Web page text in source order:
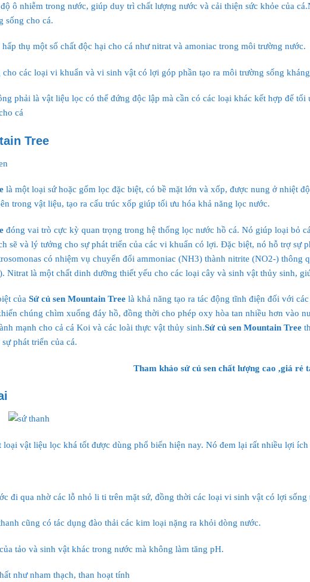
ô nhiễm trong nước, giúp duy trì chất lượng nước và cải thiện sức khỏe của
sống cho cá.
thụ một số chất độc hại cho cá như nitrat và amoniac trong môi trường nước.
các loại vi khuẩn và vi sinh vật có lợi góp phần tạo ra môi trường sống
phải là vật liệu lọc có thể đứng độc lập mà cần có các loại khác kết hợp để
cá
Tree
là một loại sứ hoặc gốm lọc đặc biệt, có bề mặt lớn và xốp, được nung ở nhiệt
trong vật liệu, tạo ra cấu trúc xốp giúp tối ưu hóa khả năng lọc nước.
đóng vai trò cực kỳ quan trọng trong hệ thống lọc nước hồ cá. Nó giúp loại bỏ
sẽ và lý tưởng cho sự phát triển của các vi khuẩn có lợi. Đặc biệt, nó hỗ trợ sự
có nhiệm vụ chuyển đổi ammoniac (NH3) thành nitrite (NO2-)
Nitrat là một chất dinh dưỡng thiết yếu cho các loại cây và sinh vật thủy sinh,
của Sứ củ sen Mountain Tree là khả năng tạo ra tác động tĩnh điện đối với
chúng chìm xuống đáy hồ, đồng thời cho phép oxy hòa tan nhiều hơn vào
mạnh cho cả cá Koi và các loài thực vật thủy sinh.Sứ củ sen Mountain Tree
phát triển của cá.
Tham khảo sứ củ sen chất lượng cao ,giá rẻ
loại vật liệu lọc khá tốt được dùng phổ biến hiện nay. Nó đem lại rất nhiều lợi
đi qua nhờ các lỗ nhỏ li ti trên mặt sứ, đồng thời các loại vi sinh vật có lợi
cũng có tác dụng đào thải các kim loại nặng ra khỏi dòng nước.
tảo và sinh vật khác trong nước mà không làm tăng pH.
như nham thạch, than hoạt tính